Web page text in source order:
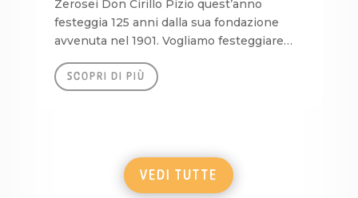
Zerosei Don Cirillo Pizio quest’anno
festeggia 125 anni dalla sua fondazione
avvenuta nel 1901. Vogliamo festeggiare…
SCOPRI DI PIÙ
VEDI TUTTE